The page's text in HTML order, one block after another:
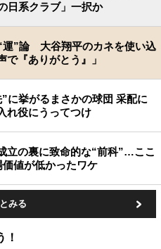
日系クラブ」一択か
運”論 大谷翔平のカネを使い込
で『ありがとう』」
に挙がるまさかの球団 采配に
れ役にうってつけ
立の裏に致命的な“前科”…ここ
価値が低かったワケ
みる
！